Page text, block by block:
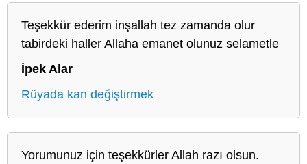
Teşekkür ederim inşallah tez zamanda olur
tabirdeki haller Allaha emanet olunuz selametle
İpek Alar
Rüyada kan değiştirmek
Yorumunuz için teşekkürler Allah razı olsun.